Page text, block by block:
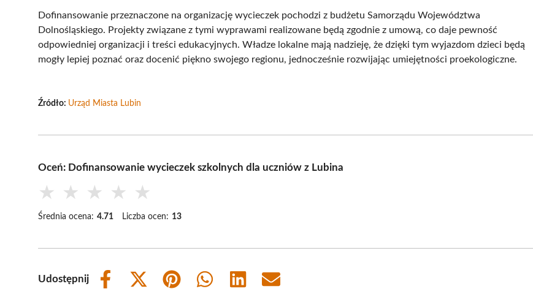
Dofinansowanie przeznaczone na organizację wycieczek pochodzi z budżetu Samorządu Województwa
Dolnośląskiego. Projekty związane z tymi wyprawami realizowane będą zgodnie z umową, co daje pewność
odpowiedniej organizacji i treści edukacyjnych. Władze lokalne mają nadzieję, że dzięki tym wyjazdom dzieci będą
mogły lepiej poznać oraz docenić piękno swojego regionu, jednocześnie rozwijając umiejętności proekologiczne.
Źródło: Urząd Miasta Lubin
Oceń: Dofinansowanie wycieczek szkolnych dla uczniów z Lubina
★ ★ ★ ★ ★
Średnia ocena: 4.71 Liczba ocen: 13
Udostępnij
Share
Share
Share
Share
Share
Share